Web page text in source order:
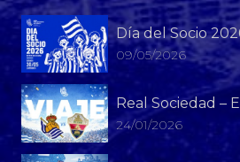
Día del Socio
09/05/2026
Real Sociedad –
24/01/2026